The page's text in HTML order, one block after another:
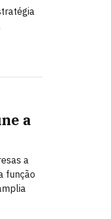
a
a
função